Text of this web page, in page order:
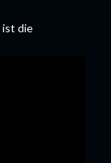
ist die